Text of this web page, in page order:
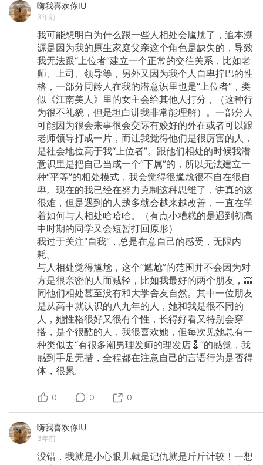
嗨我喜欢你IU
3年前
我可能想明白为什么跟一些人相处会尴尬了，追本溯
源是因为我的原生家庭父亲这个角色是缺失的，导致
我无法跟“上位者”建立一个正常的交往关系，比如老
师、上司、领导等，另外又因为我个人自卑拧巴的性
格，一部分同龄人在我的潜意识里也是“上位者”，类
似《江南美人》里的女主会给其他人打分，（这种行
为很不礼貌，但是坦白讲我非常能理解）。一部分人
可能因为很会来事很会交际有姣好的外在或者可以跟
老师领导打成一片，而让我觉得他们是很厉害的人，
是社会地位高于我“上位者”。跟他们相处的时候我潜
意识里是把自己当成一个“下属”的，所以无法建立一
种“平等”的相处模式，我会觉得很尴尬很不自在很自
卑。现在的我已经在努力克制这种思维了，讲真的这
很难，但是遇到的人越多就会越来越改善，一直在学
着如何与人相处哈哈哈。（有点小糟糕的是遇到初高
中时期的同学又会短暂打回原形）
我过于关注“自我”，总是在意自己的感受，无限内
耗。
与人相处觉得尴尬，这个“尴尬”的范围并不会因为对
方是很亲密的人而减轻，比如我最好的两个朋友，🙉
同他们相处甚至没有和大学舍友自然。其中一位朋友
是从高中就认识的八九年的人，她和我是很不同的
人，她性格很好又很有个性，长得好看又特别会穿
搭，是个很酷的人，我很喜欢她，但每次见她总有一
种类似去“有很多潮男理发师的理发店💈”的感觉，我
感到手足无措，全程都在注意自己的言语行为是否得
体，很累。
0 0 0
嗨我喜欢你IU
3年前
没错，我就是小心眼儿就是记仇就是斤斤计较！一想